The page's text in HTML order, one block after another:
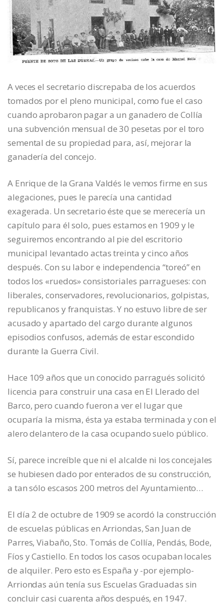
A veces el secretario discrepaba de los acuerdos
tomados por el pleno municipal, como fue el caso
cuando aprobaron pagar a un ganadero de Collía
una subvención mensual de 30 pesetas por el toro
semental de su propiedad para, así, mejorar la
ganadería del concejo.
A Enrique de la Grana Valdés le vemos firme en sus
alegaciones, pues le parecía una cantidad
exagerada. Un secretario éste que se merecería un
capítulo para él solo, pues estamos en 1909 y le
seguiremos encontrando al pie del escritorio
municipal levantado actas treinta y cinco años
después. Con su labor e independencia “toreó” en
todos los «ruedos» consistoriales parragueses: con
liberales, conservadores, revolucionarios, golpistas,
republicanos y franquistas. Y no estuvo libre de ser
acusado y apartado del cargo durante algunos
episodios confusos, además de estar escondido
durante la Guerra Civil.
Hace 109 años que un conocido parragués solicitó
licencia para construir una casa en El Llerado del
Barco, pero cuando fueron a ver el lugar que
ocuparía la misma, ésta ya estaba terminada y con el
alero delantero de la casa ocupando suelo público.
Sí, parece increíble que ni el alcalde ni los concejales
se hubiesen dado por enterados de su construcción,
a tan sólo escasos 200 metros del Ayuntamiento…
El día 2 de octubre de 1909 se acordó la construcción
de escuelas públicas en Arriondas, San Juan de
Parres, Viabaño, Sto. Tomás de Collía, Pendás, Bode,
Fíos y Castiello. En todos los casos ocupaban locales
de alquiler. Pero esto es España y -por ejemplo-
Arriondas aún tenía sus Escuelas Graduadas sin
concluir casi cuarenta años después, en 1947.